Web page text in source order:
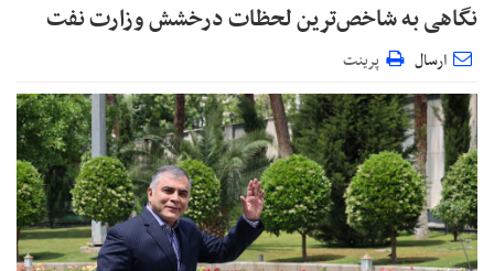
نگاهی به شاخص‌ترین لحظات درخشش وزارت نفت
ارسال پرینت